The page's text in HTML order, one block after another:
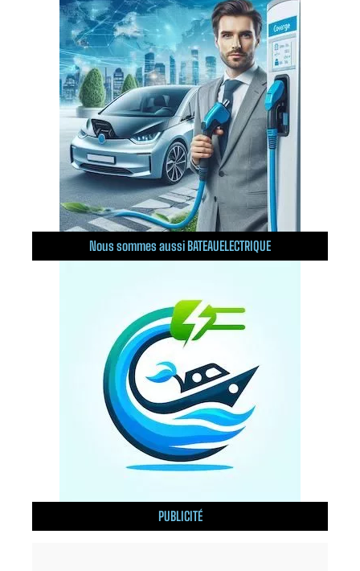
Nous sommes aussi BATEAUELECTRIQUE
PUBLICITÉ